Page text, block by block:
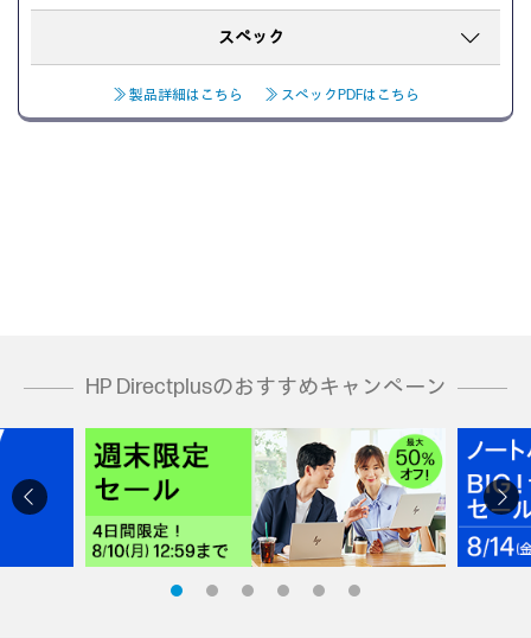
スペック
≫ 製品詳細はこちら ≫ スペックPDFはこちら
HP Directplusのおすすめキャンペーン